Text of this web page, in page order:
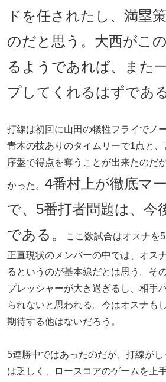
ドを任されたし、満塁
のだと思う。大西がこ
るようであれば、また
プしてくれるはずである
打線は初回に山田の犠牲フライでノ
青木の技ありのタイムリーで1点と
序盤で得点を奪うことが出来たのだ
かった。 4番村上が徹底マ
で、5番打者問題は、今
である。
ここ数試合はオスナを
正直現状のメンバーの中では、オス
るというのが基本線だとは思う。そ
プレッシャーが大き過ぎるし、相手
られないと思われる。今はオスナも
期待する他はないだろう。
5連勝中ではあったのだが、打線が
は乏しく、ロースコアのゲームを上